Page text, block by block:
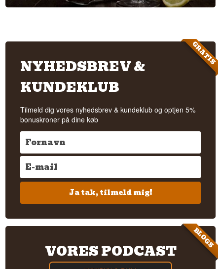
GRATIS
NYHEDSBREV &
KUNDEKLUB
Tilmeld dig vores nyhedsbrev & kundeklub og optjen 5%
bonuskroner på dine køb
Ja tak, tilmeld mig!
BLOGS
VORES PODCAST